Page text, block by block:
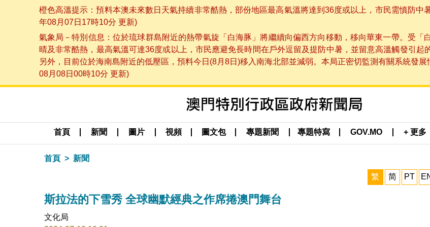
橙色高溫提示：預料本澳未來數日天氣持續非常酷熱，部份地區最高氣溫將達到36度或以上，市民需慎防中
年08月07日17時10分 更新)
氣象局－特別信息：位於琉球群島附近的熱帶氣旋「白海豚」將繼續向偏西方向移動，移向華東一帶。受「
晴及非常酷熱，最高氣溫可達36度或以上，市民應避免長時間在戶外逗留及提防中暑，並留意高溫觸發引起
另外，目前位於海南島附近的低壓區，預料今日(8月8日)移入南海北部並減弱。本局正密切監測有關系統發
08月08日00時10分 更新)
首頁 新聞 圖片 視頻 圖文包 專題新聞 專題特寫 GOV.MO + 更多
首頁 新聞
繁 简 PT
斯拉法的下雪秀 全球幽默經典之作席捲澳門舞台
文化局